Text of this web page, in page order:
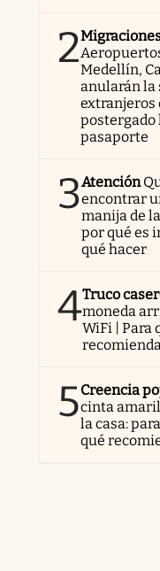
2Medellín,
anularán la
extranjeros
postergado
pasaporte
3Atención
encontrar
manija de
por qué es
qué hacer
4Truco
moneda
WiFi | Para
5Creencia
cinta
la casa:
qué